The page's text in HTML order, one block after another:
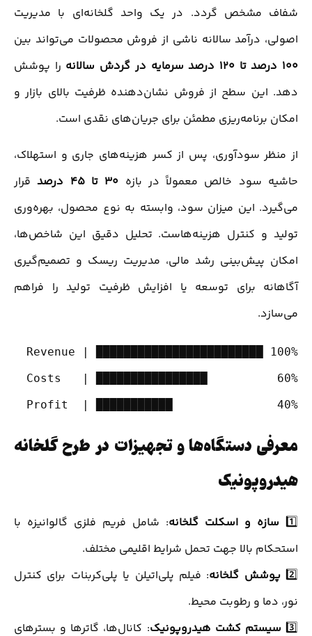
شفاف مشخص گردد. در یک واحد گلخانه‌ای با مدیریت
اصولی، درآمد سالانه ناشی از فروش محصولات می‌تواند بین
100 درصد تا 120 درصد سرمایه در گردش سالانه
را پوشش
دهد. این سطح از فروش نشان‌دهنده ظرفیت بالای بازار و
امکان برنامه‌ریزی مطمئن برای جریان‌های نقدی است.
از منظر سودآوری، پس از کسر هزینه‌های جاری و استهلاک،
حاشیه سود خالص معمولاً در بازه 30 تا 45 درصد
قرار
می‌گیرد. این میزان سود، وابسته به نوع محصول، بهره‌وری
تولید و کنترل هزینه‌هاست. تحلیل دقیق این شاخص‌ها،
امکان پیش‌بینی رشد مالی، مدیریت ریسک و تصمیم‌گیری
آگاهانه برای توسعه یا افزایش ظرفیت تولید را فراهم
می‌سازد.
Profit  | ███████████               40%
معرفی دستگاه‌ها و تجهیزات در طرح گلخانه
هیدروپونیک
1️⃣ سازه و اسکلت گلخانه: شامل فریم فلزی گالوانیزه با
استحکام بالا جهت تحمل شرایط اقلیمی مختلف.
2️⃣ پوشش گلخانه: فیلم پلی‌اتیلن یا پلی‌کربنات برای کنترل
نور، دما و رطوبت محیط.
3️⃣ سیستم کشت هیدروپونیک: کانال‌ها، گاترها و بسترهای